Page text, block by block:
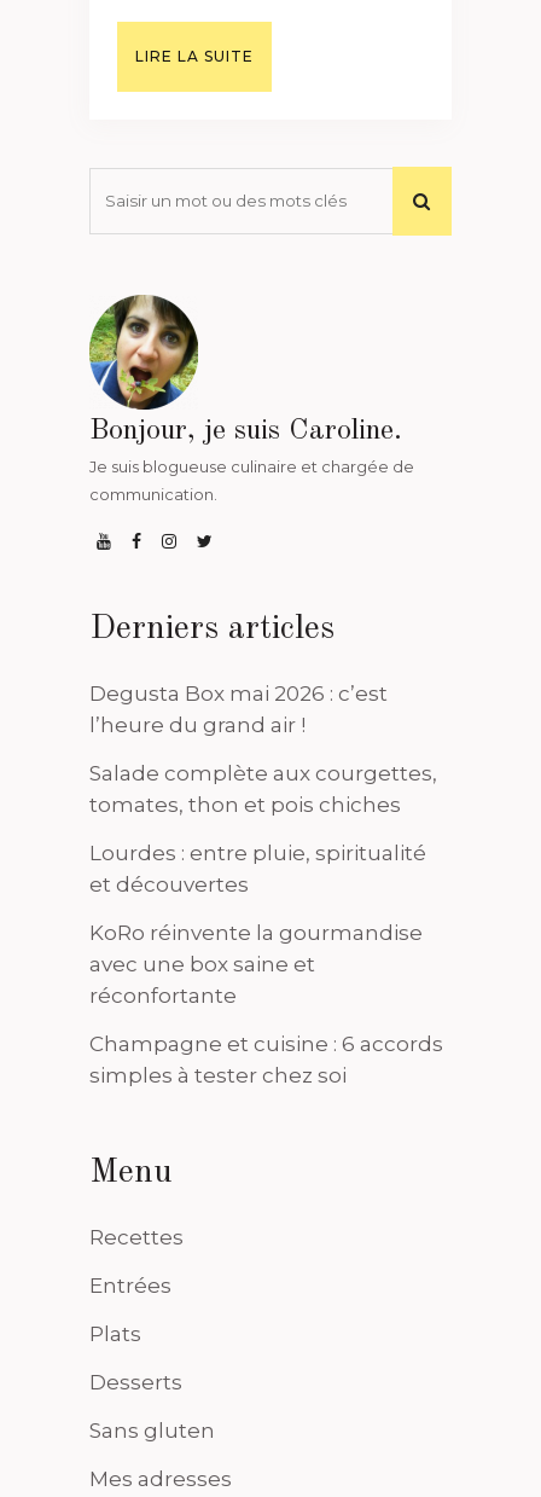
LIRE LA SUITE
Bonjour, je suis Caroline.
Je suis blogueuse culinaire et chargée de
communication.
Derniers articles
Degusta Box mai 2026 : c’est
l’heure du grand air !
Salade complète aux courgettes,
tomates, thon et pois chiches
Lourdes : entre pluie, spiritualité
et découvertes
KoRo réinvente la gourmandise
avec une box saine et
réconfortante
Champagne et cuisine : 6 accords
simples à tester chez soi
Menu
Recettes
Entrées
Plats
Desserts
Sans gluten
Mes adresses